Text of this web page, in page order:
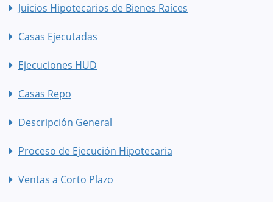
Juicios Hipotecarios de Bienes Raíces
Casas Ejecutadas
Ejecuciones HUD
Casas Repo
Descripción General
Proceso de Ejecución Hipotecaria
Ventas a Corto Plazo